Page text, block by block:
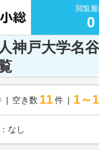
閲覧
0
神戸大学名
空き数 11 件 1～
なし